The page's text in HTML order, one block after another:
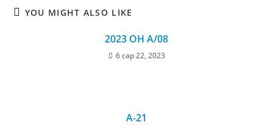
YOU MIGHT ALSO LIKE
2023 ОН А/08
6 сар 22, 2023
A-21